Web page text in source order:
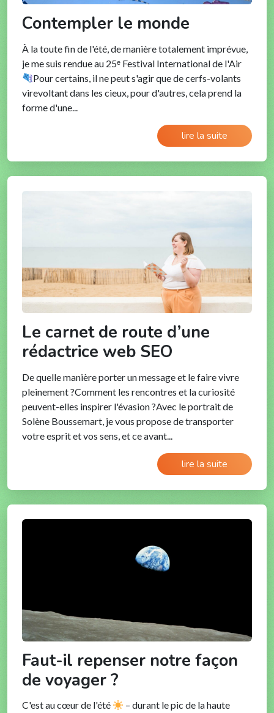
Contempler le monde
À la toute fin de l'été, de manière totalement imprévue,
je me suis rendue au 25ᵉ Festival International de l'Air
Pour certains, il ne peut s'agir que de cerfs-volants
virevoltant dans les cieux, pour d'autres, cela prend la
forme d'une...
lire la suite
Le carnet de route d’une
rédactrice web SEO
De quelle manière porter un message et le faire vivre
pleinement ?Comment les rencontres et la curiosité
peuvent-elles inspirer l'évasion ?Avec le portrait de
Solène Boussemart, je vous propose de transporter
votre esprit et vos sens, et ce avant...
lire la suite
Faut-il repenser notre façon
de voyager ?
C'est au cœur de l'été
– durant le pic de la haute